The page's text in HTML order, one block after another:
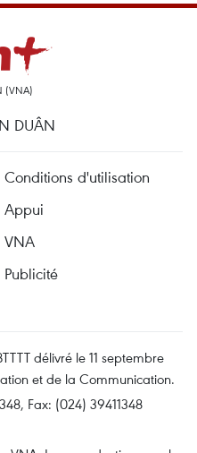
(VNA)
DUÂN
Conditions d'utilisation
Appui
VNA
Publicité
délivré le 11 septembre
et de la Communication.
Fax: (024) 39411348